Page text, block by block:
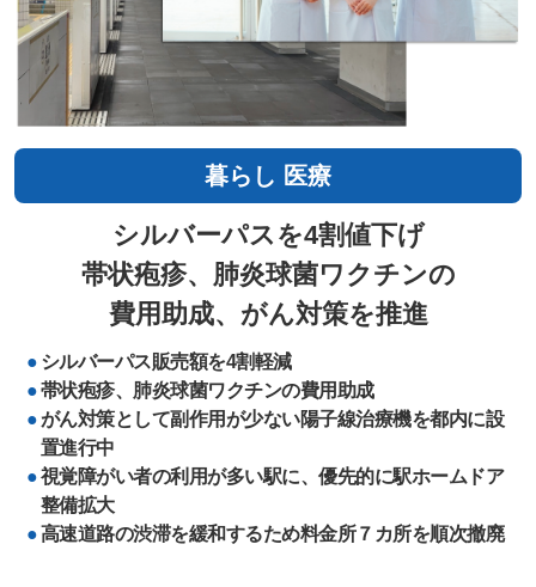
暮らし 医療
シルバーパスを4割値下げ
帯状疱疹、肺炎球菌ワクチンの
費用助成、がん対策を推進
シルバーパス販売額を4割軽減
帯状疱疹、肺炎球菌ワクチンの費用助成
がん対策として副作用が少ない陽子線治療機を都内に設
置進行中
視覚障がい者の利用が多い駅に、優先的に駅ホームドア
整備拡大
高速道路の渋滞を緩和するため料金所７カ所を順次撤廃